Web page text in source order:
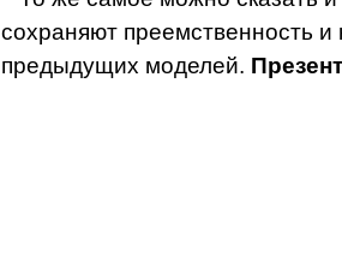
сохраняют преемственность
предыдущих моделей.